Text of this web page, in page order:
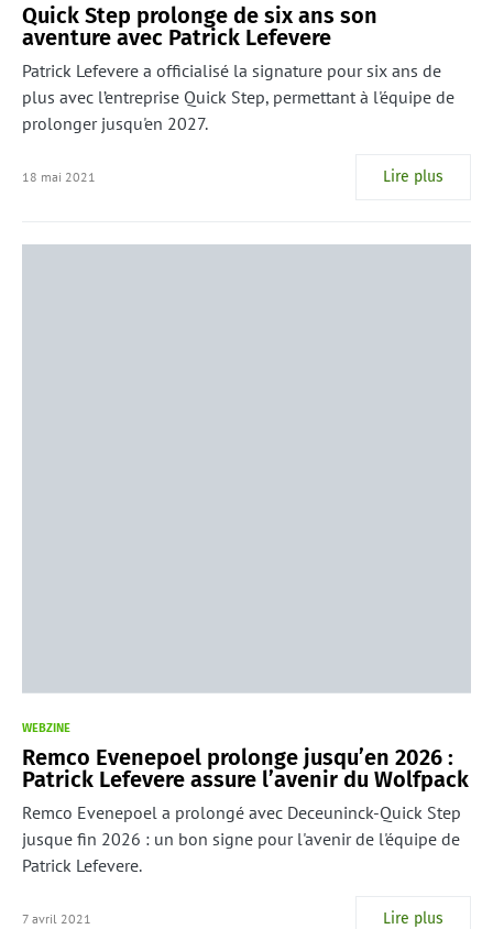
Quick Step prolonge de six ans son
aventure avec Patrick Lefevere
Patrick Lefevere a officialisé la signature pour six ans de
plus avec l’entreprise Quick Step, permettant à l'équipe de
prolonger jusqu'en 2027.
18 mai 2021 Lire plus
WEBZINE
Remco Evenepoel prolonge jusqu’en 2026 :
Patrick Lefevere assure l’avenir du Wolfpack
Remco Evenepoel a prolongé avec Deceuninck-Quick Step
jusque fin 2026 : un bon signe pour l'avenir de l'équipe de
Patrick Lefevere.
7 avril 2021 Lire plus